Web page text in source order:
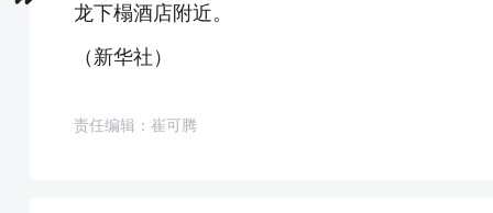
龙下榻酒店附近。
（新华社）
责任编辑：崔可腾